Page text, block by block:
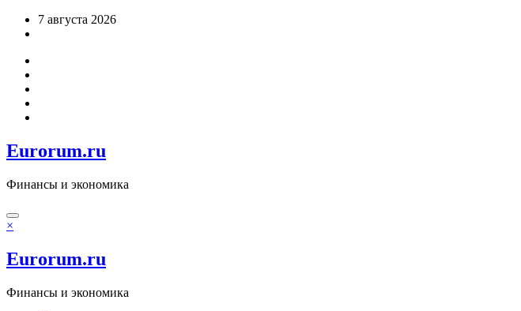
Перейти7 августа 2026
Eurorum.ru
Финансы и экономика
×
Eurorum.ru
Финансы и экономика